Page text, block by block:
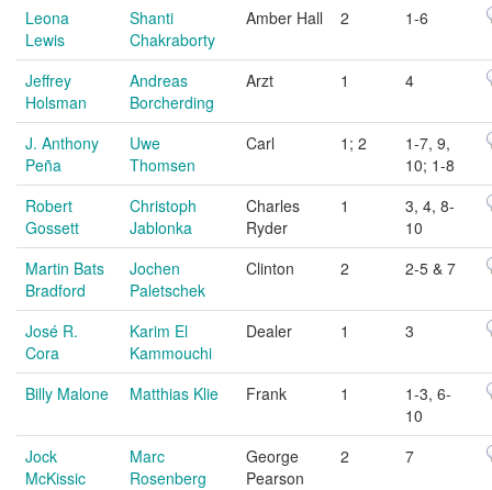
Leona
Lewis
Shanti
Chakraborty
Amber Hall 2 1-6
Jeffrey
Holsman
Andreas
Borcherding
Arzt 1 4
J. Anthony
Peña
Uwe
Thomsen
Carl 1; 2
1-7, 9,
10; 1-8
Robert
Gossett
Christoph
Jablonka
Charles
Ryder
1
3, 4, 8-
10
Martin Bats
Bradford
Jochen
Paletschek
Clinton 2 2-5 & 7
José R.
Cora
Karim El
Kammouchi
Dealer 1 3
Billy Malone Matthias Klie Frank 1
1-3, 6-
10
Jock
McKissic
Marc
Rosenberg
George
Pearson
2 7